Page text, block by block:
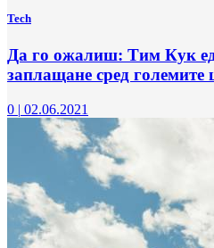
Tech
Да го ожалиш: Тим Кук
заплащане сред големите
0 | 02.06.2021